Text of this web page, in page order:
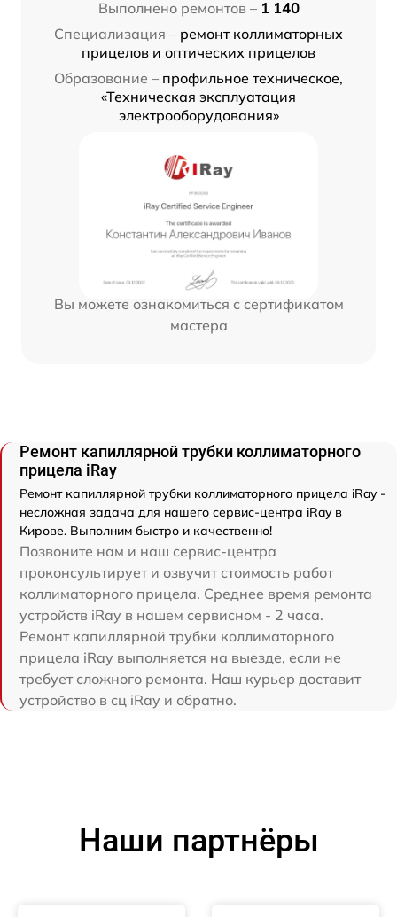
Выполнено ремонтов – 1 140
Специализация – ремонт коллиматорных
прицелов и оптических прицелов
Образование – профильное техническое,
«Техническая эксплуатация
электрооборудования»
Вы можете ознакомиться с сертификатом
мастера
Ремонт капиллярной трубки коллиматорного
прицела iRay
Ремонт капиллярной трубки коллиматорного прицела iRay -
несложная задача для нашего сервис-центра iRay в
Кирове. Выполним быстро и качественно!
Позвоните нам и наш сервис-центра
проконсультирует и озвучит стоимость работ
коллиматорного прицела. Среднее время ремонта
устройств iRay в нашем сервисном - 2 часа.
Ремонт капиллярной трубки коллиматорного
прицела iRay выполняется на выезде, если не
требует сложного ремонта. Наш курьер доставит
устройство в сц iRay и обратно.
Наши партнёры